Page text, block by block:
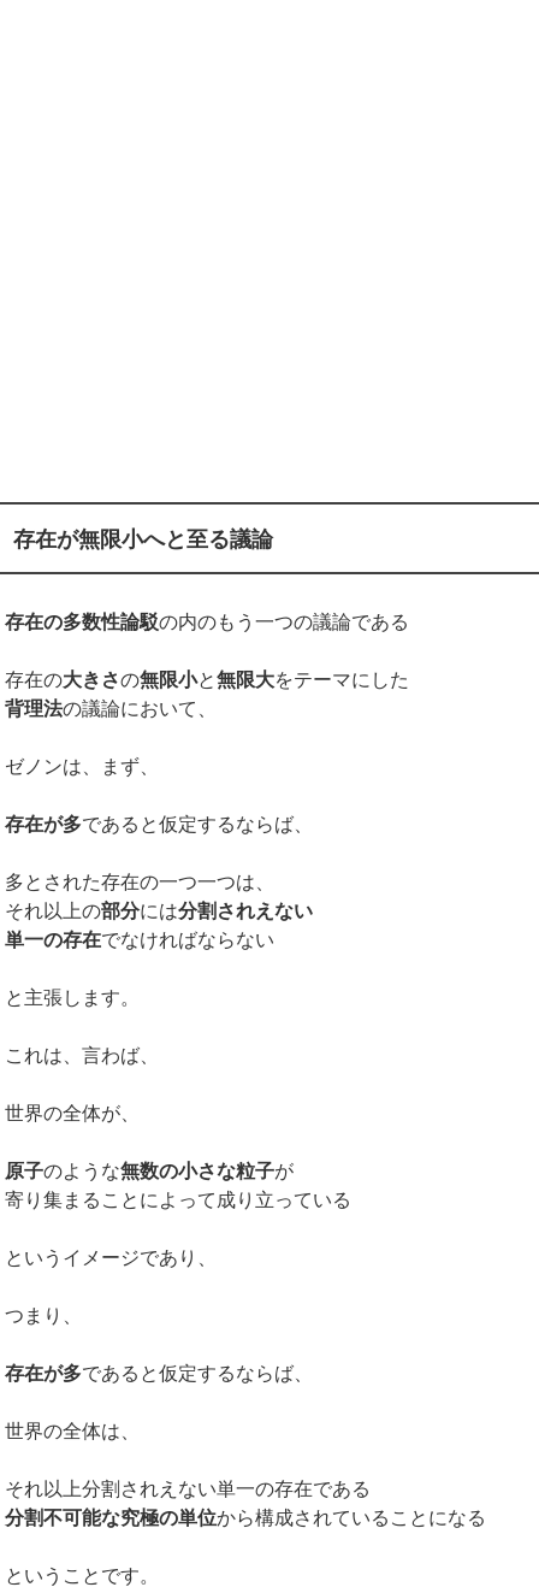
存在が無限小へと至る議論
存在の多数性論駁の内のもう一つの議論である
存在の大きさの無限小と無限大をテーマにした
背理法の議論において、
ゼノンは、まず、
存在が多であると仮定するならば、
多とされた存在の一つ一つは、
それ以上の部分には分割されえない
単一の存在でなければならない
と主張します。
これは、言わば、
世界の全体が、
原子のような無数の小さな粒子が
寄り集まることによって成り立っている
というイメージであり、
つまり、
存在が多であると仮定するならば、
世界の全体は、
それ以上分割されえない単一の存在である
分割不可能な究極の単位から構成されていることになる
ということです。